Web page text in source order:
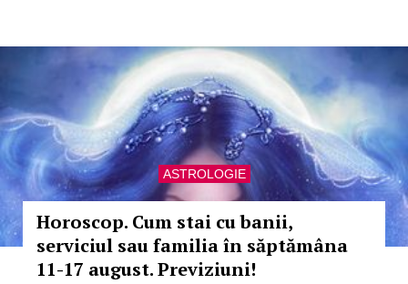
ASTROLOGIE
Horoscop. Cum stai cu banii,
serviciul sau familia în săptămâna
11-17 august. Previziuni!